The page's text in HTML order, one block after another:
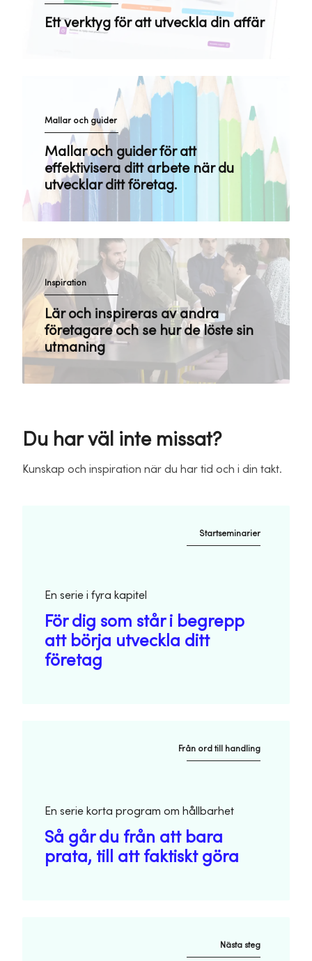
Ett verktyg för att utveckla din affär
Mallar och guider
Mallar och guider för att
effektivisera ditt arbete när du
utvecklar ditt företag.
Inspiration
Lär och inspireras av andra
företagare och se hur de löste sin
utmaning
Du har väl inte missat?
Kunskap och inspiration när du har tid och i din takt.
Startseminarier
En serie i fyra kapitel
För dig som står i begrepp
att börja utveckla ditt
företag
Från ord till handling
En serie korta program om hållbarhet
Så går du från att bara
prata, till att faktiskt göra
Nästa steg